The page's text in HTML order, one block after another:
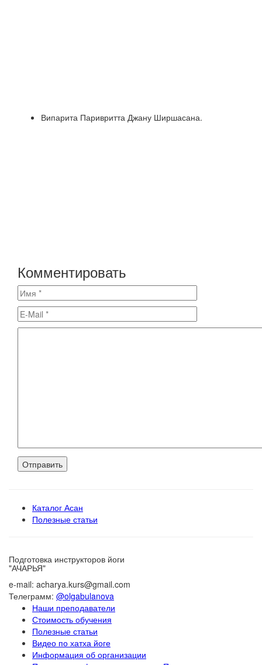
Випарита Паривритта Джану Ширшасана.
Комментировать
Каталог Асан
Полезные статьи
Подготовка инструкторов йоги
"АЧАРЬЯ"
e-mail: acharya.kurs@gmail.com
Телеграмм: @olgabulanova
Наши преподаватели
Стоимость обучения
Полезные статьи
Видео по хатха йоге
Информация об организации